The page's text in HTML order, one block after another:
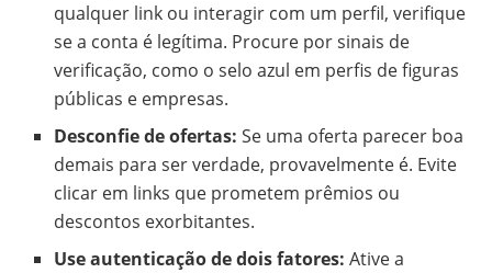
qualquer link ou interagir com um perfil, verifique
se a conta é legítima. Procure por sinais de
verificação, como o selo azul em perfis de figuras
públicas e empresas.
Desconfie de ofertas: Se uma oferta parecer boa
demais para ser verdade, provavelmente é. Evite
clicar em links que prometem prêmios ou
descontos exorbitantes.
Use autenticação de dois fatores: Ative a